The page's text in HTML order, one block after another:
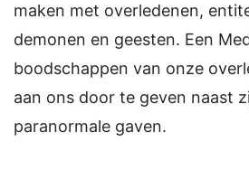
maken met overledenen,
demonen en geesten. Een
boodschappen van onze
aan ons door te geven naast
paranormale gaven.